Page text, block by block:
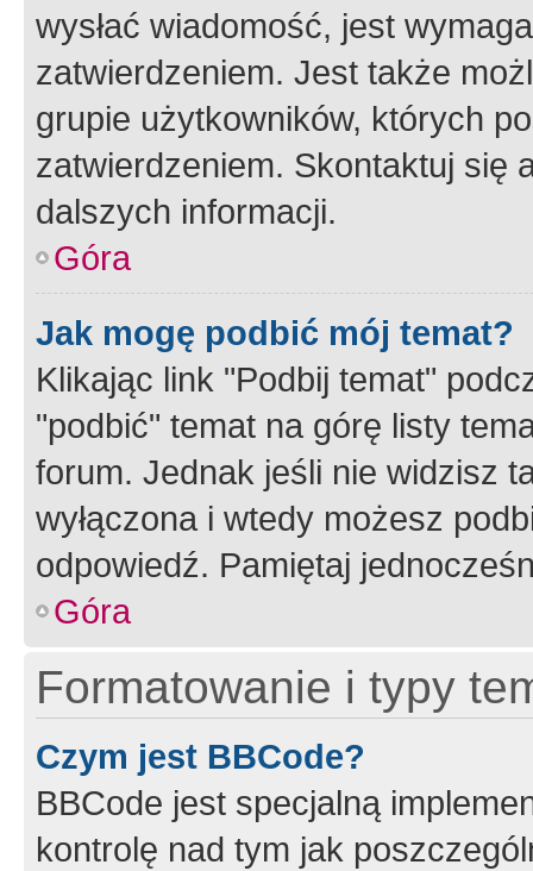
wysłać wiadomość, jest
zatwierdzeniem. Jest także
grupie użytkowników, których
zatwierdzeniem. Skontaktuj się
dalszych informacji.
Góra
Jak mogę podbić mój temat?
Klikając link "Podbij temat"
"podbić" temat na górę listy
forum. Jednak jeśli nie widzisz
wyłączona i wtedy możesz
odpowiedź. Pamiętaj
Góra
Formatowanie i typy
Czym jest BBCode?
BBCode jest specjalną
kontrolę nad tym jak